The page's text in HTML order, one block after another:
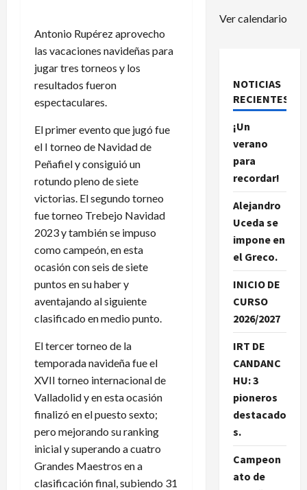
Antonio Rupérez aprovecho
las vacaciones navideñas para
jugar tres torneos y los
resultados fueron
espectaculares.
El primer evento que jugó fue
el I torneo de Navidad de
Peñafiel y consiguió un
rotundo pleno de siete
victorias. El segundo torneo
fue torneo Trebejo Navidad
2023 y también se impuso
como campeón, en esta
ocasión con seis de siete
puntos en su haber y
aventajando al siguiente
clasificado en medio punto.
El tercer torneo de la
temporada navideña fue el
XVII torneo internacional de
Valladolid y en esta ocasión
finalizó en el puesto sexto;
pero mejorando su ranking
inicial y superando a cuatro
Grandes Maestros en a
clasificación final, subiendo 31
Ver calendario
NOTICIAS
RECIENTES.
¡Un
verano
para
recordar!
Alejandro
Uceda se
impone en
el Greco.
INICIO DE
CURSO
2026/2027
IRT DE
CANDANC
HU: 3
pioneros
destacado
s.
Campeon
ato de